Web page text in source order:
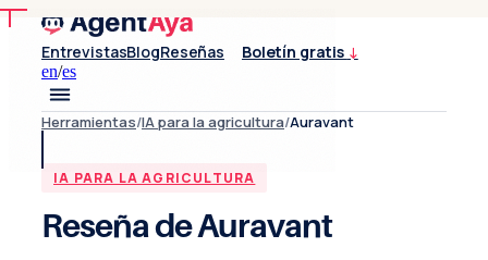
EntrevistasBlogReseñas Boletín gratis ↓
en/es
Herramientas/IA para la agricultura/Auravant
IA PARA LA AGRICULTURA
Reseña de Auravant